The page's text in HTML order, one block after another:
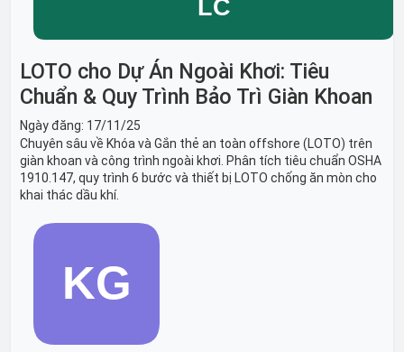
LOTO cho Dự Án Ngoài Khơi: Tiêu
Chuẩn & Quy Trình Bảo Trì Giàn Khoan
Ngày đăng: 17/11/25
Chuyên sâu về Khóa và Gắn thẻ an toàn offshore (LOTO) trên
giàn khoan và công trình ngoài khơi. Phân tích tiêu chuẩn OSHA
1910.147, quy trình 6 bước và thiết bị LOTO chống ăn mòn cho
khai thác dầu khí.